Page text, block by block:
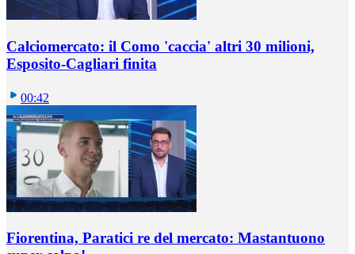
Calciomercato: il Como 'caccia' altri 30 milioni,
Esposito-Cagliari finita
00:42
Fiorentina, Paratici re del mercato: Mastantuono